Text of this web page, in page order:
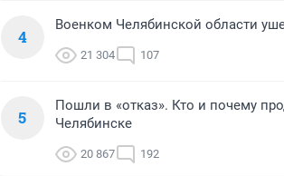
4
Военком Челябинской области
21 304 107
5
Пошли в «отказ». Кто и почему
Челябинске
20 867 192